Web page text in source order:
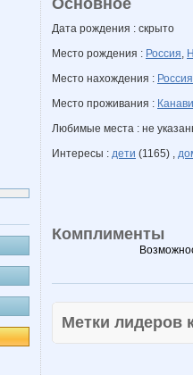
Основное
Дата рождения : скрыто
Место рождения : Россия,
Место нахождения : Россия
Место проживания :
Любимые места : не
Интересы : дети (1165) ,
Комплименты
Метки